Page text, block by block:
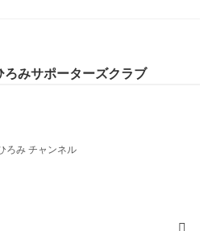
みサポーターズクラブ